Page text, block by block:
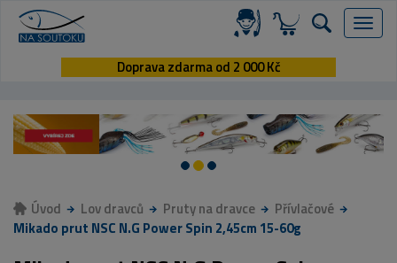
Menu
Doprava zdarma od 2 000 Kč
Úvod Lov dravců Pruty na dravce
Přívlačové
Mikado prut NSC N.G Power Spin 2,45cm 15-60g